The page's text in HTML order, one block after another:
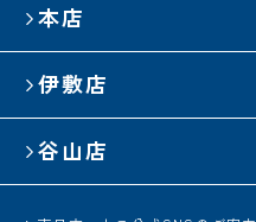
本店
伊敷店
谷山店